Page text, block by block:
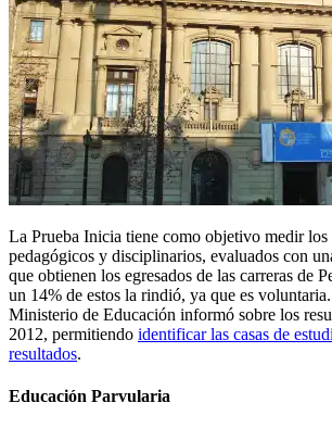
La Prueba Inicia tiene como objetivo medir
pedagógicos y disciplinarios, evaluados con
que obtienen los egresados de las carreras de
un 14% de estos la rindió, ya que es
Ministerio de Educación informó sobre los
2012, permitiendo identificar las casas de
resultados.
Educación Parvularia